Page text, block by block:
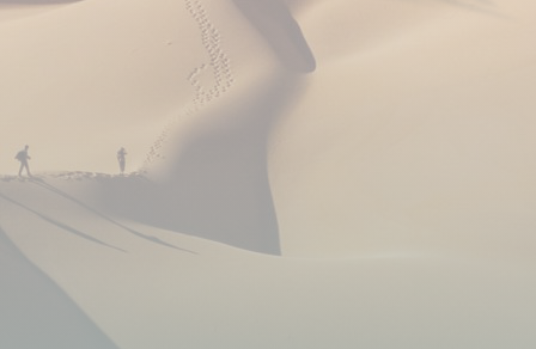
acheminement depuis la province vers Paris.
IMPORTANT : ces informations sont données à titre
de votre inscription, la compagnie aérienne et les
horaires de vol peuvent être différents des
informations mentionnées ci-dessus.
Le transport se fait en minibus et/ou 4x4.